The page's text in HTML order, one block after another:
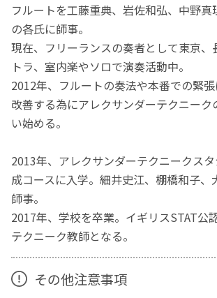
フルートを工藤重典、岩佐和弘、中野真
の各氏に師事。
現在、フリーランスの奏者として東京、
トラ、室内楽やソロで演奏活動中。
2012年、フルートの奏法や本番での緊
改善する為にアレクサンダーテクニーク
い始める。
2013年、アレクサンダーテクニークス
成コースに入学。細井史江、棚橋和子、
師事。
2017年、学校を卒業。​イギリスSTAT公
テクニーク教師となる。​
その他注意事項